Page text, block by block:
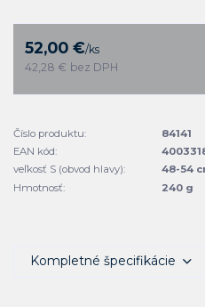
52,00 €/ks
42,28 € bez DPH
Číslo produktu:
84141
EAN kód:
veľkosť S (obvod hlavy):
48-54
Hmotnosť:
240 g
Kompletné špecifikácie